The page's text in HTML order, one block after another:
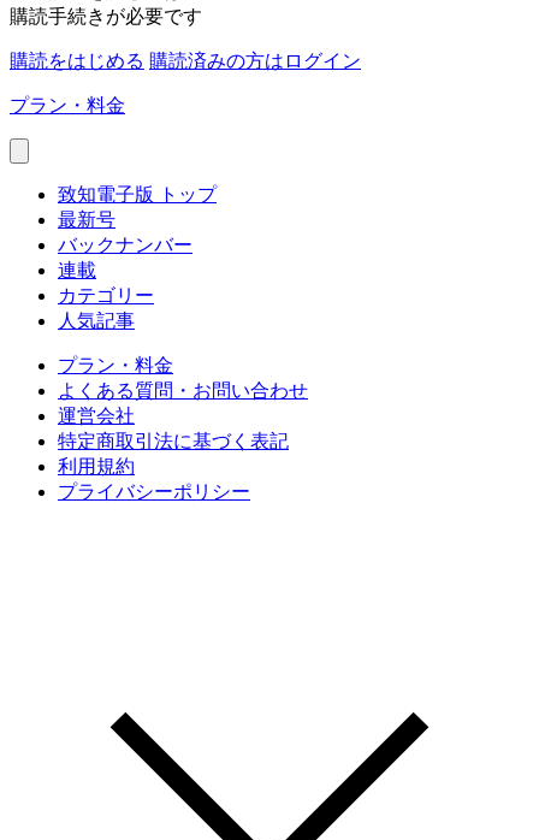
購読手続きが必要です
購読をはじめる 購読済みの方はログイン
プラン・料金
致知電子版 トップ
最新号
バックナンバー
連載
カテゴリー
人気記事
プラン・料金
よくある質問・お問い合わせ
運営会社
特定商取引法に基づく表記
利用規約
プライバシーポリシー